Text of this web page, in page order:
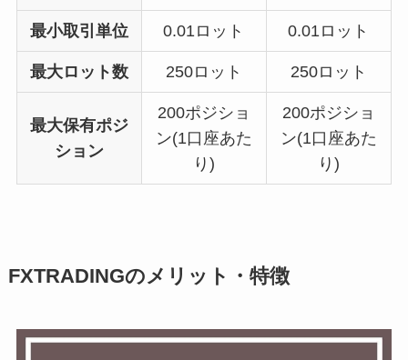
最小取引単位 0.01ロット 0.01ロット
最大ロット数 250ロット 250ロット
最大保有ポジ
ション
200ポジショ
ン(1口座あた
り)
200ポジショ
ン(1口座あた
り)
FXTRADINGのメリット・特徴